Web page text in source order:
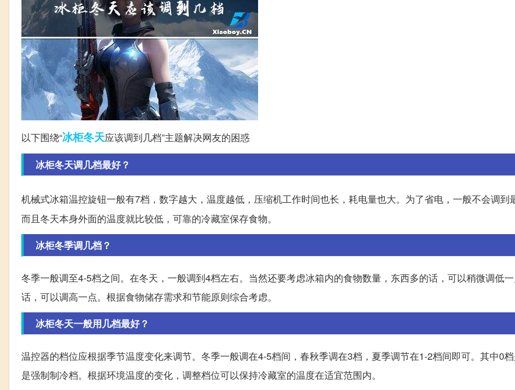
以下围绕“冰柜冬天应该调到几档”主题解决网友的困惑
冰柜冬天调几档最好？
机械式冰箱温控旋钮一般有7档，数字越大，温度越低，压缩机工作时间也长，耗电量也大。为了省电，一般不会调到
而且冬天本身外面的温度就比较低，可靠的冷藏室保存食物。
冰柜冬季调几档？
冬季一般调至4-5档之间。在冬天，一般调到4档左右。当然还要考虑冰箱内的食物数量，东西多的话，可以稍微调低
话，可以调高一点。根据食物储存需求和节能原则综合考虑。
冰柜冬天一般用几档最好？
温控器的档位应根据季节温度变化来调节。冬季一般调在4-5档间，春秋季调在3档，夏季调节在1-2档间即可。其中0
是强制制冷档。根据环境温度的变化，调整档位可以保持冷藏室的温度在适宜范围内。